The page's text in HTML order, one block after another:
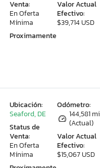
Valor Actual
Efectivo:
$39,714 USD
Venta:
En Oferta
Mínima
Proximamente
Odómetro:
144,581 mi
(Actual)
Valor Actual
Efectivo:
$15,067 USD
Ubicación:
Seaford, DE
Status de
Venta:
En Oferta
Mínima